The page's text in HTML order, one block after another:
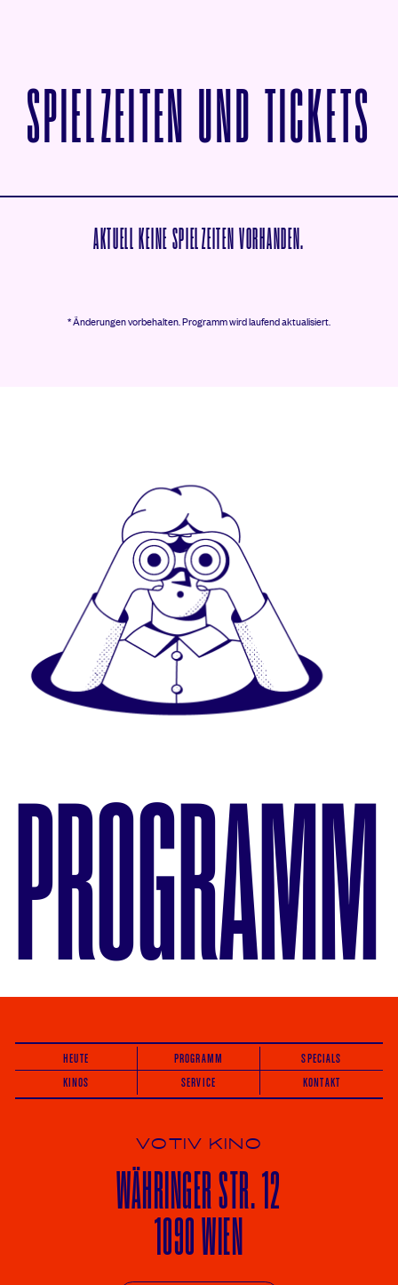
SPIELZEITEN UND TICKETS
AKTUELL KEINE SPIELZEITEN VORHANDEN.
* Änderungen vorbehalten. Programm wird laufend aktualisiert.
PROGRAMM
HEUTE PROGRAMM
SPECIALS
KINOS
SERVICE KONTAKT
VOTIV KINO
WÄHRINGERSTR. 12
1090 WIEN